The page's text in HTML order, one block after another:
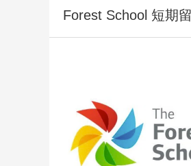
Forest School 短期